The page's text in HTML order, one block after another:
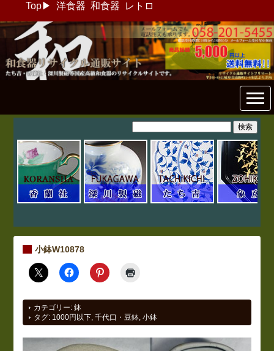
Top▶ 洋食器 和食器 レトロ
和食器リサイクル通販専門店
フリマート
小鉢W10878
カテゴリー:鉢
タグ: 1000円以下 ,千代口・豆鉢 ,小鉢